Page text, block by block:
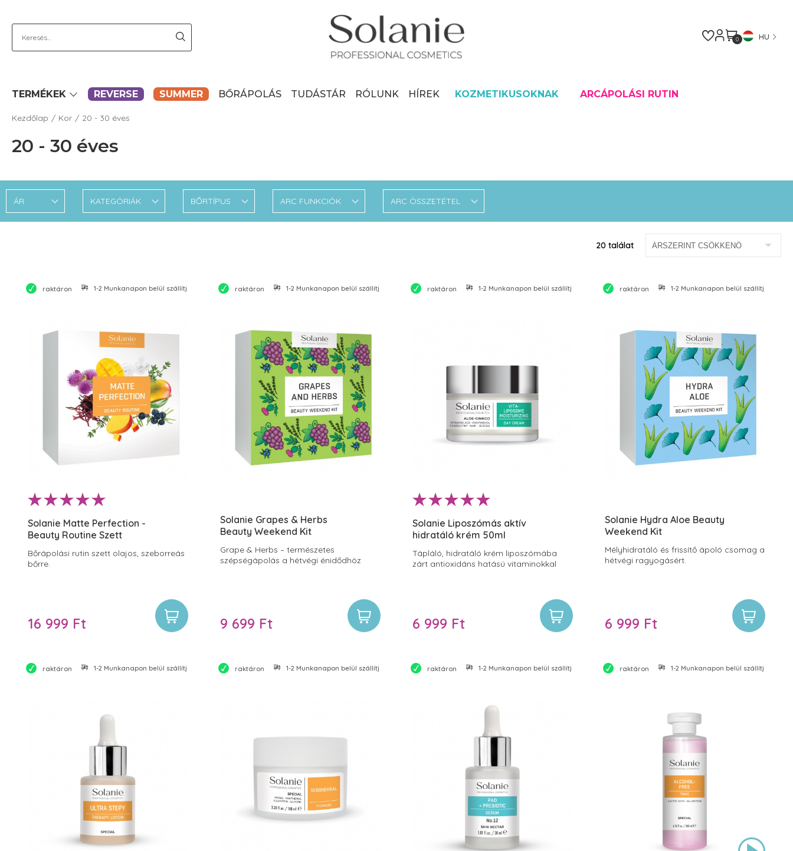
0 HU
TERMÉKEK REVERSE SUMMER BŐRÁPOLÁS TUDÁSTÁR RÓLUNK HÍREK KOZMETIKUSOKNAK ARCÁPOLÁSI RUTIN
Kezdőlap Kor 20 - 30 éves
20 - 30 éves
ÁR KATEGÓRIÁK BŐRTÍPUS ARC FUNKCIÓK ARC ÖSSZETÉTEL
20 találat
raktáron 1-2 Munkanapon belül szállítjuk
Solanie Matte Perfection -
Beauty Routine Szett
Bőrápolási rutin szett olajos, szeborreás
bőrre.
16 999 Ft
raktáron 1-2 Munkanapon belül szállítjuk
Solanie Grapes & Herbs
Beauty Weekend Kit
Grape & Herbs – természetes
szépségápolás a hétvégi énidődhöz
9 699 Ft
raktáron 1-2 Munkanapon belül szállítjuk
Solanie Liposzómás aktív
hidratáló krém 50ml
Tápláló, hidratáló krém liposzómába
zárt antioxidáns hatású vitaminokkal
6 999 Ft
raktáron 1-2 Munkanapon belül szállítjuk
Solanie Hydra Aloe Beauty
Weekend Kit
Mélyhidratáló és frissítő ápoló csomag a
hétvégi ragyogásért.
6 999 Ft
raktáron 1-2 Munkanapon belül szállítjuk raktáron 1-2 Munkanapon belül szállítjuk raktáron 1-2 Munkanapon belül szállítjuk raktáron 1-2 Munkanapon belül szállítjuk